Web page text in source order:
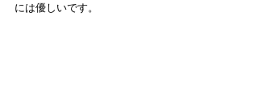
には優しいです。